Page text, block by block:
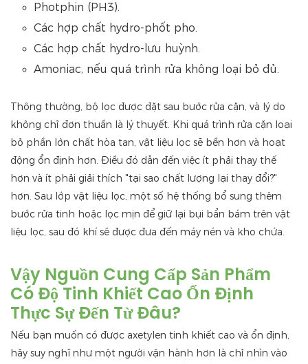
Photphin (PH3).
Các hợp chất hydro-phốt pho.
Các hợp chất hydro-lưu huỳnh.
Amoniac, nếu quá trình rửa không loại bỏ đủ.
Thông thường, bộ lọc được đặt sau bước rửa cặn, và lý do
không chỉ đơn thuần là lý thuyết. Khi quá trình rửa cặn loại
bỏ phần lớn chất hòa tan, vật liệu lọc sẽ bền hơn và hoạt
động ổn định hơn. Điều đó dẫn đến việc ít phải thay thế
hơn và ít phải giải thích "tại sao chất lượng lại thay đổi?"
hơn. Sau lớp vật liệu lọc, một số hệ thống bổ sung thêm
bước rửa tinh hoặc lọc mịn để giữ lại bụi bẩn bám trên vật
liệu lọc, sau đó khí sẽ được đưa đến máy nén và kho chứa.
Vậy Nguồn Cung Cấp Sản Phẩm
Có Độ Tinh Khiết Cao Ổn Định
Thực Sự Đến Từ Đâu?
Nếu bạn muốn có được axetylen tinh khiết cao và ổn định,
hãy suy nghĩ như một người vận hành hơn là chỉ nhìn vào